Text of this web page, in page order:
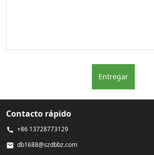
Entregar
Contacto rápido
+86 13728773129
db1688@szdbbz.com